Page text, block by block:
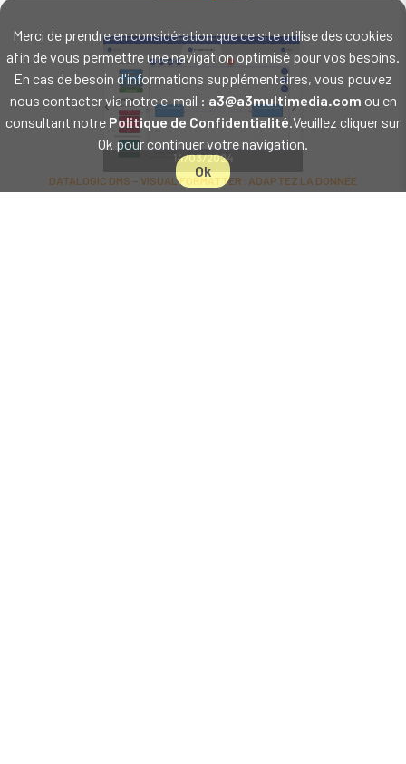
Merci de prendre en considération que ce site utilise des cookies
afin de vous permettre une navigation optimisé pour vos besoins.
En cas de besoin d'informations supplémentaires, vous pouvez
nous contacter via notre e-mail : a3@a3multimedia.com ou en
consultant notre Politique de Confidentialité.Veuillez cliquer sur
Ok pour continuer votre navigation.
Ok
14/03/2024
DATALOGIC DMS – VISUAL FORMATTER : ADAPTEZ LA DONNÉE